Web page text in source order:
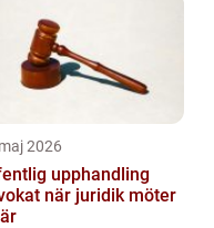
2026
upphandling
juridik möter